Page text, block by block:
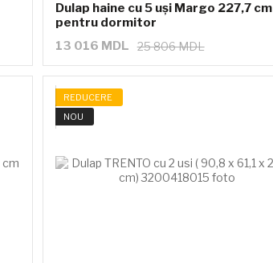
Dulap haine cu 5 uși Margo 227,7 cm
pentru dormitor
25 806 MDL
13 016 MDL
REDUCERE
NOU